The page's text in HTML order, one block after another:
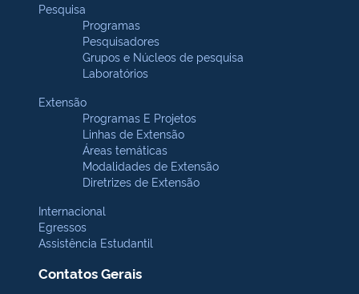
Pesquisa
Programas
Pesquisadores
Grupos e Núcleos de pesquisa
Laboratórios
Extensão
Programas E Projetos
Linhas de Extensão
Áreas temáticas
Modalidades de Extensão
Diretrizes de Extensão
Internacional
Egressos
Assistência Estudantil
Contatos Gerais